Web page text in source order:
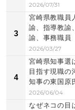
2026/07/31
3
宮崎県教職員
諭、指導教諭
諭、事務職員
2026/03/27
4
宮崎県知事
目指す現職の
知事の東国原
2026/06/04
なぜネコの目